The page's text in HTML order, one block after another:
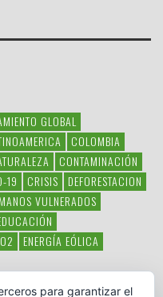
GLOBAL
COLOMBIA
CONTAMINACIÓN
19 CRISIS
DEFORESTACION
VULNERADOS
ENERGÍA EÓLICA
para garantizar el